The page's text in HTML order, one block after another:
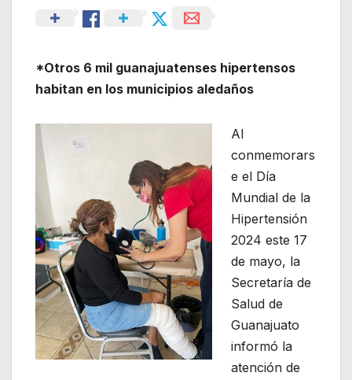
*Otros 6 mil guanajuatenses hipertensos
habitan en los municipios aledaños
Al
conmemorars
e el Día
Mundial de la
Hipertensión
2024 este 17
de mayo, la
Secretaría de
Salud de
Guanajuato
informó la
atención de